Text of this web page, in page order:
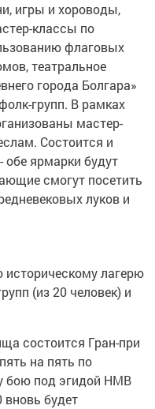
игры и хороводы,
классы по
флаговых
театральное
города Болгара»
групп. В рамках
мастер-
Состоится и
ярмарки будут
смогут посетить
луков и
историческому лагерю
(из 20 человек) и
состоится Гран-при
на пять по
бою под эгидой HMB
вновь будет